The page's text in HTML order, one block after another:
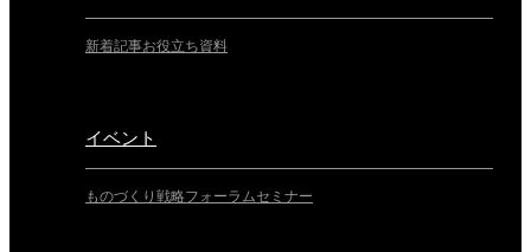
新着記事お役立ち資料
イベント
ものづくり戦略フォーラムセミナー